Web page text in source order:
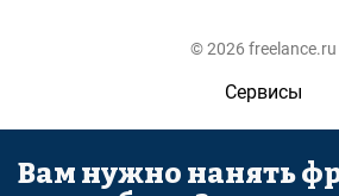
© 2026 freelance.ru
Сервисы
Помощь
Поиск
Вам нужно нанять